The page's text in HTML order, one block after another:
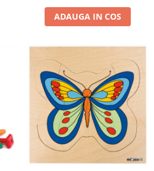
ADAUGA IN COS